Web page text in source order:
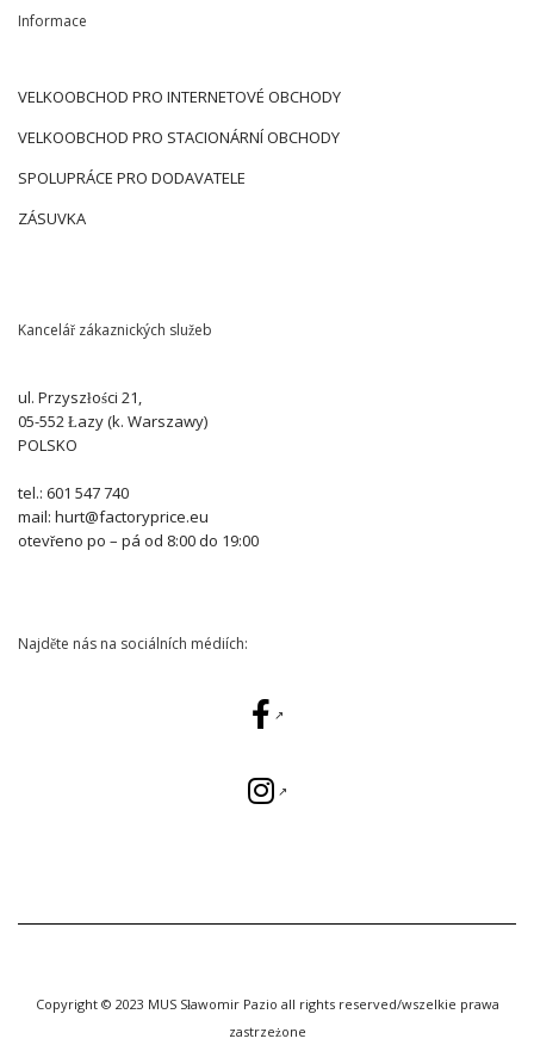
Informace
VELKOOBCHOD PRO INTERNETOVÉ OBCHODY
VELKOOBCHOD PRO STACIONÁRNÍ OBCHODY
SPOLUPRÁCE PRO DODAVATELE
ZÁSUVKA
Kancelář zákaznických služeb
ul. Przyszłości 21,
05-552 Łazy (k. Warszawy)
POLSKO
tel.: 601 547 740
mail: hurt@factoryprice.eu
otevřeno po – pá od 8:00 do 19:00
Najděte nás na sociálních médiích:
Copyright © 2023 MUS Sławomir Pazio all rights reserved/wszelkie prawa
zastrzeżone